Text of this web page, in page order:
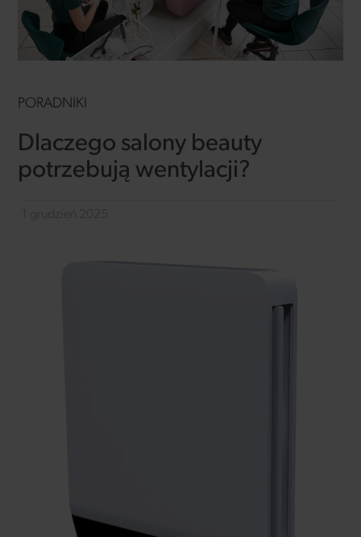
PORADNIKI
Dlaczego salony beauty
potrzebują wentylacji?